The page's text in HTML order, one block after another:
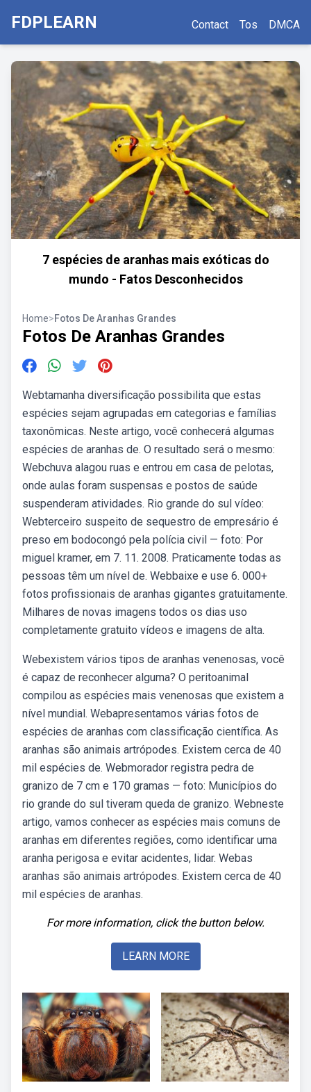
FDPLEARN Contact Tos DMCA
7 espécies de aranhas mais exóticas do
mundo - Fatos Desconhecidos
Home>Fotos De Aranhas Grandes
Fotos De Aranhas Grandes
Webtamanha diversificação possibilita que estas
espécies sejam agrupadas em categorias e famílias
taxonômicas. Neste artigo, você conhecerá algumas
espécies de aranhas de. O resultado será o mesmo:
Webchuva alagou ruas e entrou em casa de pelotas,
onde aulas foram suspensas e postos de saúde
suspenderam atividades. Rio grande do sul vídeo:
Webterceiro suspeito de sequestro de empresário é
preso em bodocongó pela polícia civil — foto: Por
miguel kramer, em 7. 11. 2008. Praticamente todas as
pessoas têm um nível de. Webbaixe e use 6. 000+
fotos profissionais de aranhas gigantes gratuitamente.
Milhares de novas imagens todos os dias uso
completamente gratuito vídeos e imagens de alta.
Webexistem vários tipos de aranhas venenosas, você
é capaz de reconhecer alguma? O peritoanimal
compilou as espécies mais venenosas que existem a
nível mundial. Webapresentamos várias fotos de
espécies de aranhas com classificação científica. As
aranhas são animais artrópodes. Existem cerca de 40
mil espécies de. Webmorador registra pedra de
granizo de 7 cm e 170 gramas — foto: Municípios do
rio grande do sul tiveram queda de granizo. Webneste
artigo, vamos conhecer as espécies mais comuns de
aranhas em diferentes regiões, como identificar uma
aranha perigosa e evitar acidentes, lidar. Webas
aranhas são animais artrópodes. Existem cerca de 40
mil espécies de aranhas.
For more information, click the button below.
LEARN MORE